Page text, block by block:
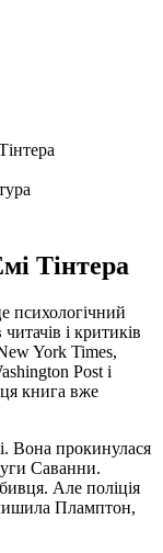
Тінтера
психологічний
і критиків
York Times,
Post і
книга вже
Вона прокинулася
Саванни.
Але поліція
Пламптон,